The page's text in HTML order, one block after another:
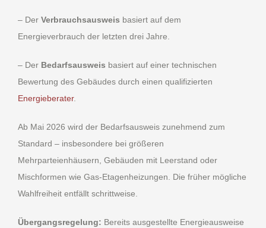
– Der Verbrauchsausweis basiert auf dem
Energieverbrauch der letzten drei Jahre.
– Der Bedarfsausweis basiert auf einer technischen
Bewertung des Gebäudes durch einen qualifizierten
Energieberater.
Ab Mai 2026 wird der Bedarfsausweis zunehmend zum
Standard – insbesondere bei größeren
Mehrparteienhäusern, Gebäuden mit Leerstand oder
Mischformen wie Gas-Etagenheizungen. Die früher mögliche
Wahlfreiheit entfällt schrittweise.
Übergangsregelung: Bereits ausgestellte Energieausweise